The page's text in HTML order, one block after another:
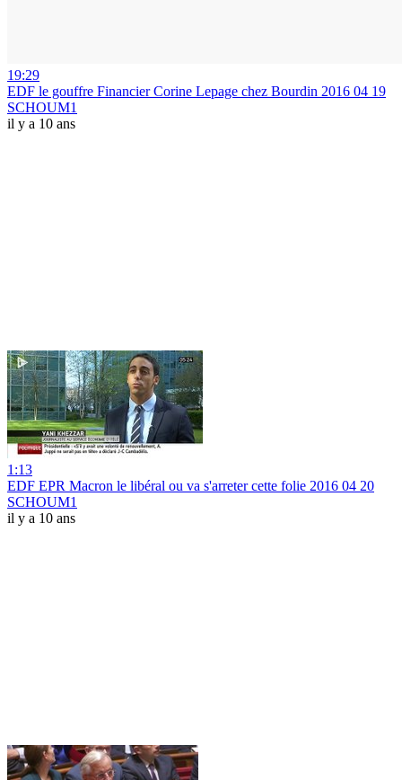
19:29
EDF le gouffre Financier Corine Lepage chez Bourdin 2016 04 19
SCHOUM1
il y a 10 ans
1:13
EDF EPR Macron le libéral ou va s'arreter cette folie 2016 04 20
SCHOUM1
il y a 10 ans